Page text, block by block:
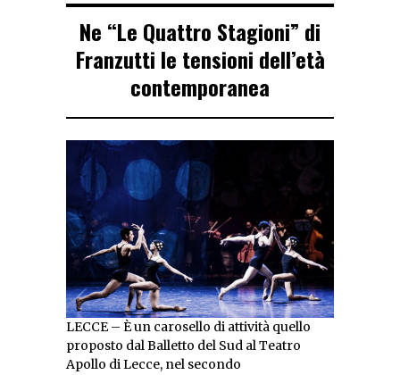
Ne “Le Quattro Stagioni” di
Franzutti le tensioni dell’età
contemporanea
LECCE – È un carosello di attività quello
proposto dal Balletto del Sud al Teatro
Apollo di Lecce, nel secondo